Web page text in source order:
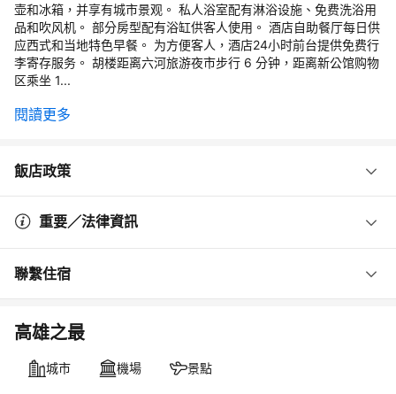
壶和冰箱，并享有城市景观。 私人浴室配有淋浴设施、免费洗浴用
品和吹风机。 部分房型配有浴缸供客人使用。 酒店自助餐厅每日供
应西式和当地特色早餐。 为方便客人，酒店24小时前台提供免费行
李寄存服务。 胡楼距离六河旅游夜市步行 6 分钟，距离新公馆购物
区乘坐 1...
閱讀更多
飯店政策
重要／法律資訊
聯繫住宿
高雄之最
城市 機場 景點